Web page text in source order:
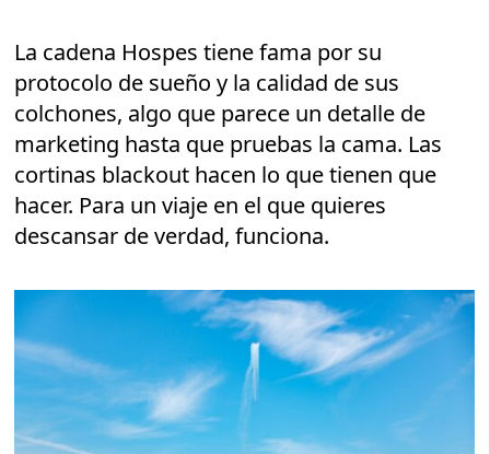
La cadena Hospes tiene fama por su
protocolo de sueño y la calidad de sus
colchones, algo que parece un detalle de
marketing hasta que pruebas la cama. Las
cortinas blackout hacen lo que tienen que
hacer. Para un viaje en el que quieres
descansar de verdad, funciona.